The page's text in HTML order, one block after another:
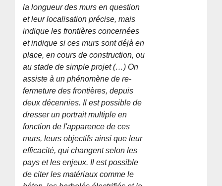
la longueur des murs en question
et leur localisation précise, mais
indique les frontières concernées
et indique si ces murs sont déjà en
place, en cours de construction, ou
au stade de simple projet (…) On
assiste à un phénomène de re-
fermeture des frontières, depuis
deux décennies. Il est possible de
dresser un portrait multiple en
fonction de l'apparence de ces
murs, leurs objectifs ainsi que leur
efficacité, qui changent selon les
pays et les enjeux. Il est possible
de citer les matériaux comme le